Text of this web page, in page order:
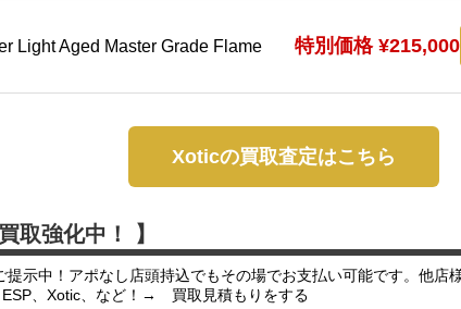
Light Aged Master Grade Flame
特別価格 ¥215,000
Xoticの買取査定はこちら
取強化中！ 】
示中！アポなし店頭持込でもその場でお支払い可能です。他店
、Xotic、など！→ 買取見積もりをする